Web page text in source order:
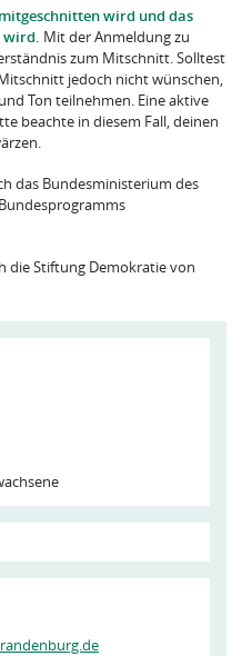
wird und das
wird. Mit der Anmeldung zu
zum Mitschnitt. Solltest
jedoch nicht wünschen,
Ton teilnehmen. Eine aktive
beachte in diesem Fall, deinen
das Bundesministerium des
die Stiftung Demokratie von